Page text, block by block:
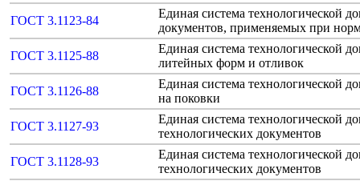
ГОСТ 3.1123-84
Единая система технологической
документов, применяемых при
ГОСТ 3.1125-88
Единая система технологической
литейных форм и отливок
ГОСТ 3.1126-88
Единая система технологической
на поковки
ГОСТ 3.1127-93
Единая система технологической
технологических документов
ГОСТ 3.1128-93
Единая система технологической
технологических документов